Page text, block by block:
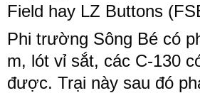
Field hay LZ Buttons
Phi trường Sông Bé có
m, lót vỉ sắt, các C-130
được. Trại này sau đó